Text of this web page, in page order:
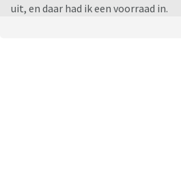
uit, en daar had ik een voorraad in.